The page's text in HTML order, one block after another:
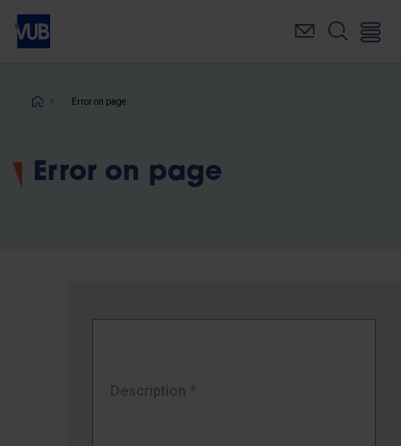
Skip
main
Breadcrumb
Error on page
Error on page
Description *